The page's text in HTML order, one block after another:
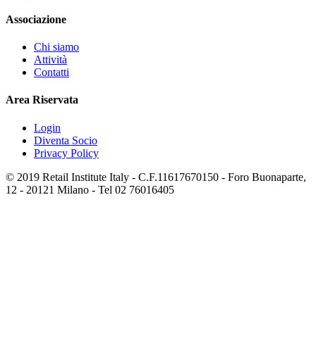
Associazione
Chi siamo
Attività
Contatti
Area Riservata
Login
Diventa Socio
Privacy Policy
© 2019 Retail Institute Italy - C.F.11617670150 - Foro Buonaparte,
12 - 20121 Milano - Tel 02 76016405